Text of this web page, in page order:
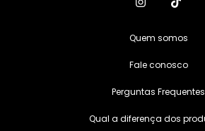
Quem somos
Fale conosco
Perguntas Frequentes
Qual a diferença dos